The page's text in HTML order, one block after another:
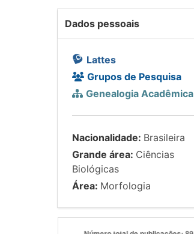
Dados pessoais
Lattes
Grupos de Pesquisa
Genealogia Acadêmica
Nacionalidade: Brasileira
Grande área: Ciências
Biológicas
Área: Morfologia